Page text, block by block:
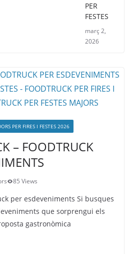
PER
FESTES
març 2,
2026
PER FIRES I FESTES 2026
– FOODTRUCK
85 Views
per esdeveniments Si busques
que sorprengui els
gastronòmica